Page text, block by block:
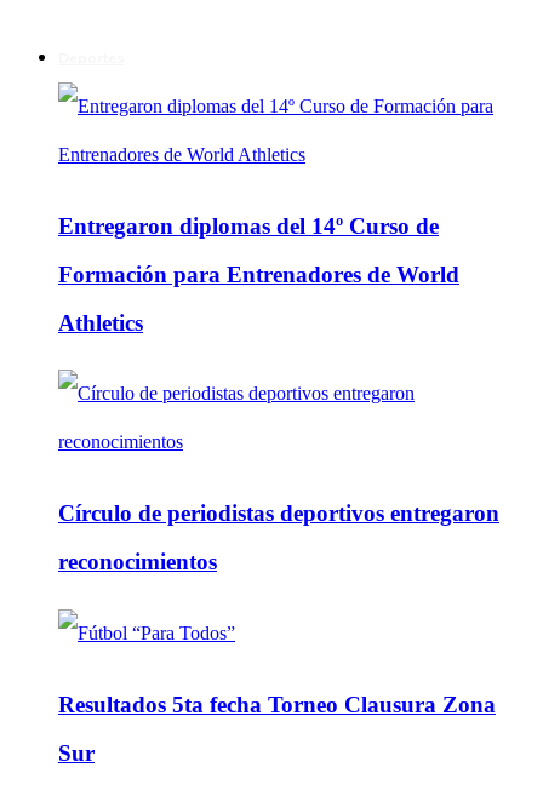
Entregaron diplomas del 14º Curso de
Formación para Entrenadores de World
Athletics
Círculo de periodistas deportivos entregaron
reconocimientos
Resultados 5ta fecha Torneo Clausura Zona
Sur